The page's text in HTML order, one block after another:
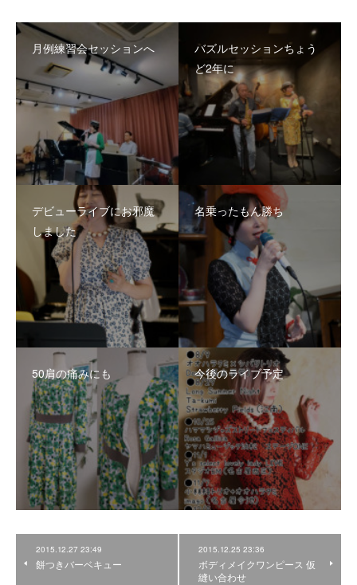
月例練習会セッションへ
バズルセッションちょう
ど2年に
デビューライブにお邪魔
しました
名乗ったもん勝ち
50肩の痛みにも 今後のライブ予定
2015.12.27 23:49
餅つきバーベキュー
2015.12.25 23:36
ボディメイクワンピース 仮
縫い合わせ